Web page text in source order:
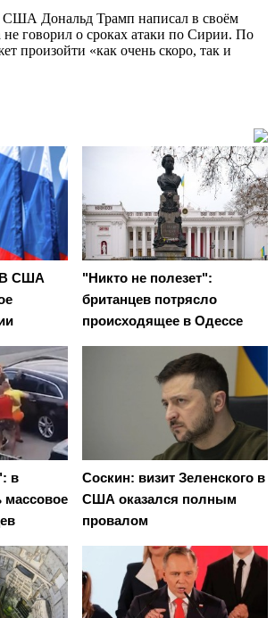
США Дональд Трамп написал в своём
не говорил о сроках атаки по Сирии. По
произойти «как очень скоро, так и
В США
"Никто не полезет":
британцев потрясло
происходящее в Одессе
в
Соскин: визит Зеленского в
США оказался полным
провалом